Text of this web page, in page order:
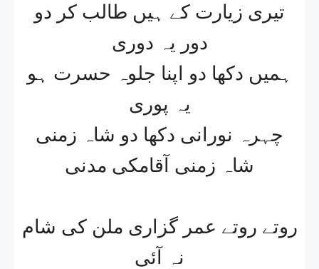
تیری زیارت کے ہیں طالب کر دو
دور یہ دوری
ہمیں دکھا دو اپنا جلوہ حسرت ہو
یہ پوری
چہرہ نورانی دکھا دو شاہ زمنی
شاہ زمنی آقامکی مدنی
روتے روتے عمر گزاری ملن کی شام
نہ آئی